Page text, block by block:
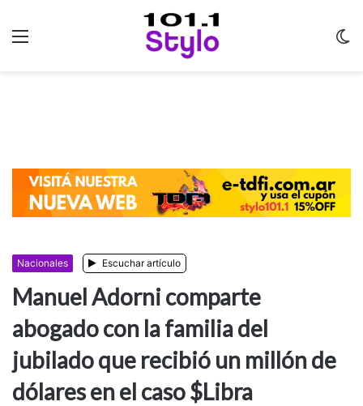
Nacionales Escuchar artículo
Manuel Adorni comparte
abogado con la familia del
jubilado que recibió un millón de
dólares en el caso $Libra